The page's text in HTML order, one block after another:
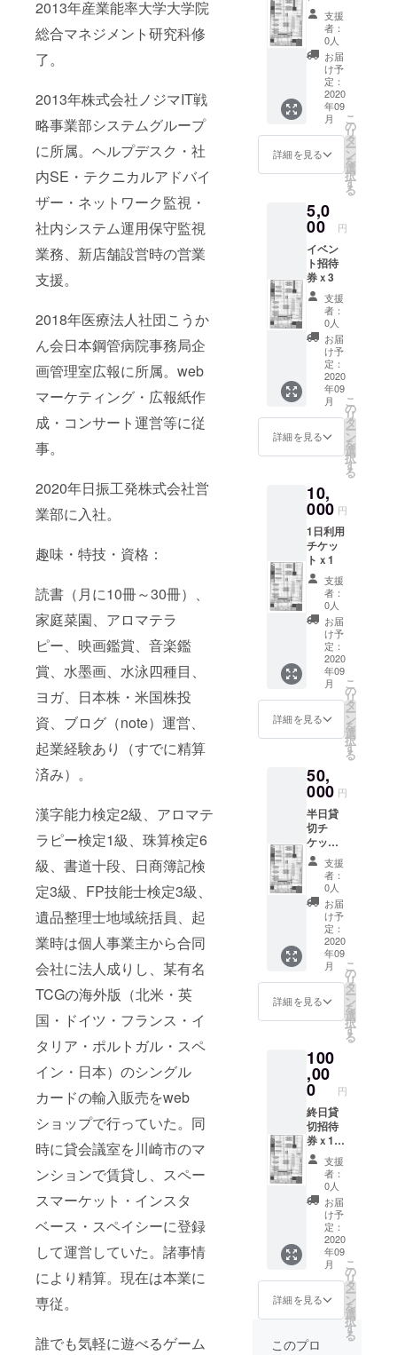
2013年産業能率大学大学院
総合マネジメント研究科修
了。
2013年株式会社ノジマIT戦
略事業部システムグループ
に所属。ヘルプデスク・社
内SE・テクニカルアドバイ
ザー・ネットワーク監視・
社内システム運用保守監視
業務、新店舗設営時の営業
支援。
2018年医療法人社団こうか
ん会日本鋼管病院事務局企
画管理室広報に所属。web
マーケティング・広報紙作
成・コンサート運営等に従
事。
2020年日振工発株式会社営
業部に入社。
趣味・特技・資格：
読書（月に10冊～30冊）、
家庭菜園、アロマテラ
ピー、映画鑑賞、音楽鑑
賞、水墨画、水泳四種目、
ヨガ、日本株・米国株投
資、ブログ（note）運営、
起業経験あり（すでに精算
済み）。
漢字能力検定2級、アロマテ
ラピー検定1級、珠算検定6
級、書道十段、日商簿記検
定3級、FP技能士検定3級、
遺品整理士地域統括員、起
業時は個人事業主から合同
会社に法人成りし、某有名
TCGの海外版（北米・英
国・ドイツ・フランス・イ
タリア・ポルトガル・スペ
イン・日本）のシングル
カードの輸入販売をweb
ショップで行っていた。同
時に貸会議室を川崎市のマ
ンションで賃貸し、スペー
スマーケット・インスタ
ベース・スペイシーに登録
して運営していた。諸事情
により精算。現在は本業に
専従。
誰でも気軽に遊べるゲーム
支援
者：
0人
お届
け予
定：
2020
年09
月
詳細を見る
こ
の
リ
タ
ー
ン
を
選
択
す
る
5,0
00 円
イベン
ト招待
券ｘ3
支援
者：
0人
お届
け予
定：
2020
年09
月
詳細を見る
こ
の
リ
タ
ー
ン
を
選
択
す
る
10,
000 円
1日利用
チケッ
トｘ1
支援
者：
0人
お届
け予
定：
2020
年09
月
詳細を見る
こ
の
リ
タ
ー
ン
を
選
択
す
る
50,
000 円
半日貸
切チ
ケット
ｘ１
枚、 一
日利用
権ｘ5
支援
者：
0人
お届
け予
定：
2020
年09
月
詳細を見る
こ
の
リ
タ
ー
ン
を
選
択
す
る
100
,00
0 円
終日貸
切招待
券ｘ1
枚。 半
日貸切
招待券
ｘ3枚。
1日利用
権ｘ10
枚。
支援
者：
0人
お届
け予
定：
2020
年09
月
詳細を見る
こ
の
リ
タ
ー
ン
を
選
択
す
る
このプロ